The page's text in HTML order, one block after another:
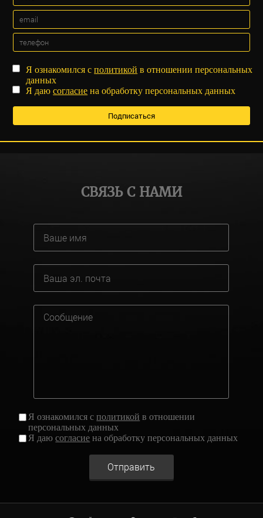
Я ознакомился сполитикой в отношении персональных
данных
Я даюсогласие на обработку персональных данных
СВЯЗЬ С НАМИ
Я ознакомился сполитикой в отношении
персональных данных
Я даюсогласие на обработку персональных данных
Отправить